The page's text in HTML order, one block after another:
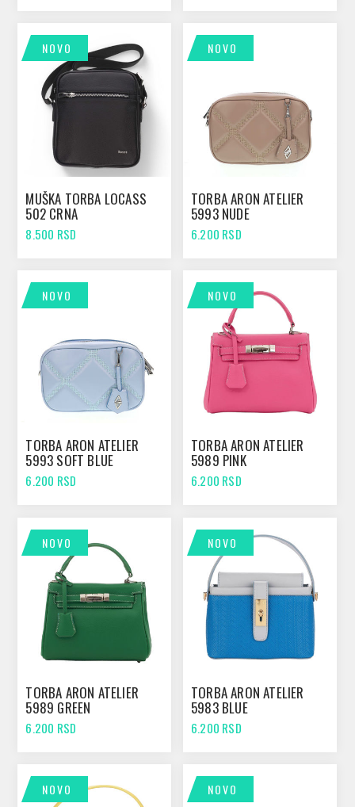
NOVO
MUŠKA TORBA LOCASS
502 CRNA
8.500 RSD
NOVO
TORBA ARON ATELIER
5993 NUDE
6.200 RSD
NOVO
TORBA ARON ATELIER
5993 SOFT BLUE
6.200 RSD
NOVO
TORBA ARON ATELIER
5989 PINK
6.200 RSD
NOVO
TORBA ARON ATELIER
5989 GREEN
6.200 RSD
NOVO
TORBA ARON ATELIER
5983 BLUE
6.200 RSD
NOVO NOVO